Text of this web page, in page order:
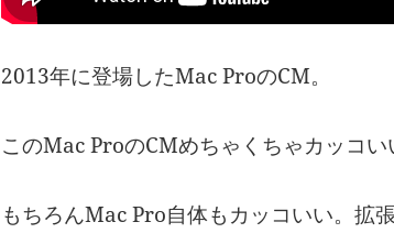
2013年に登場したMac ProのCM。
このMac ProのCMめちゃくちゃカッコい
もちろんMac Pro自体もカッコいい。拡